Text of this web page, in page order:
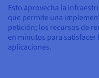
Esto aprovecha la
que permite una
petición; los recursos de
en minutos para satisfacer
aplicaciones.